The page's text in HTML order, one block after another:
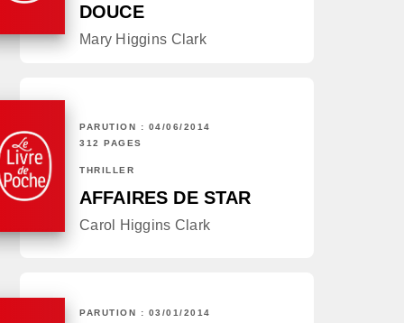
DOUCE
Mary Higgins Clark
PARUTION : 04/06/2014
312 PAGES
THRILLER
AFFAIRES DE STAR
Carol Higgins Clark
PARUTION : 03/01/2014